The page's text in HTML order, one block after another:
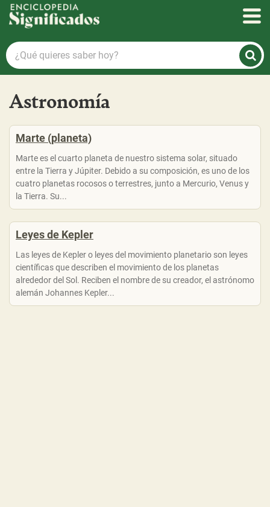
Enciclopedia Significados
¿Qué
quieres
saber
hoy?
Astronomía
Marte (planeta)
Marte es el cuarto planeta de nuestro sistema solar, situado
entre la Tierra y Júpiter. Debido a su composición, es uno de los
cuatro planetas rocosos o terrestres, junto a Mercurio, Venus y
la Tierra. Su...
Leyes de Kepler
Las leyes de Kepler o leyes del movimiento planetario son leyes
científicas que describen el movimiento de los planetas
alrededor del Sol. Reciben el nombre de su creador, el astrónomo
alemán Johannes Kepler...